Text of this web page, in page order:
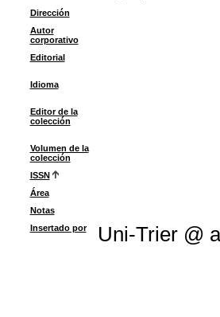
Dirección
Autor
corporativo
Editorial
Idioma
Editor de la
colección
Volumen de la
colección
ISSN
Área
Notas
Insertado por
Uni-Trier @